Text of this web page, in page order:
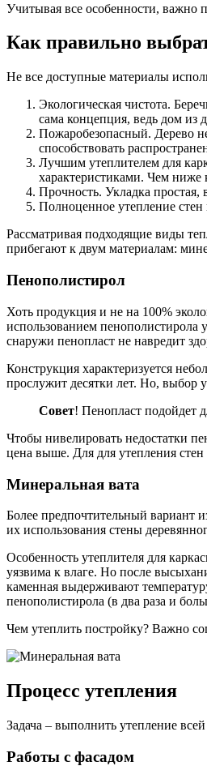
Учитывая все особенности, важно
Как правильно
Не все доступные материалы
Экологическая чистота.
сама концепция, ведь дом из
Пожаробезопасный. Дерево
способствовать
Лучшим утеплителем для
характеристиками. Чем ниже
Прочность. Укладка простая,
Полноценное утепление стен
Рассматривая подходящие виды
прибегают к двум материалам:
Пенополистирол
Хоть продукция и не на 100%
использованием
снаружи пенопласт не навредит
Конструкция характеризуется
прослужит десятки лет. Но, выбор
Совет! Пенопласт подойдет
Чтобы нивелировать недостатки
цена выше. Для для утепления
Минеральная вата
Более предпочтительный вариант
их использования стены
Особенность утеплителя для
уязвима к влаге. Но после
каменная выдерживают
пенополистирола (в два раза и
Чем утеплить постройку? Важно
Процесс утепления
Задача – выполнить утепление
Работы с фасадом